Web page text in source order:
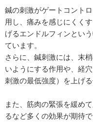
鍼の刺激がゲートコント
用し、痛みを感じにくく
げるエンドルフィンとい
ています。
さらに、鍼刺激には、末
いようにする作用や、経
刺激の最低強度）を上げ
また、筋肉の緊張を緩め
るなど多くの効果が期待で